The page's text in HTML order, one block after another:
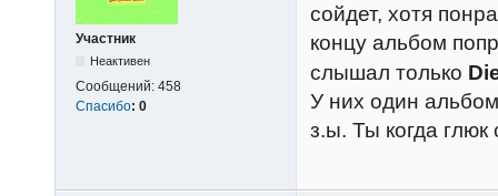
Участник
Неактивен
Сообщений: 458
Спасибо: 0
сойдет, хотя
концу альбом
слышал только
У них один
з.ы. Ты когда